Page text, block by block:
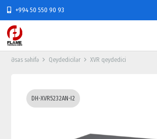
+994 50 550 90 93
Əsas səhifə Qeydedicilər XVR qeydedici
DH-XVR5232AN-I2